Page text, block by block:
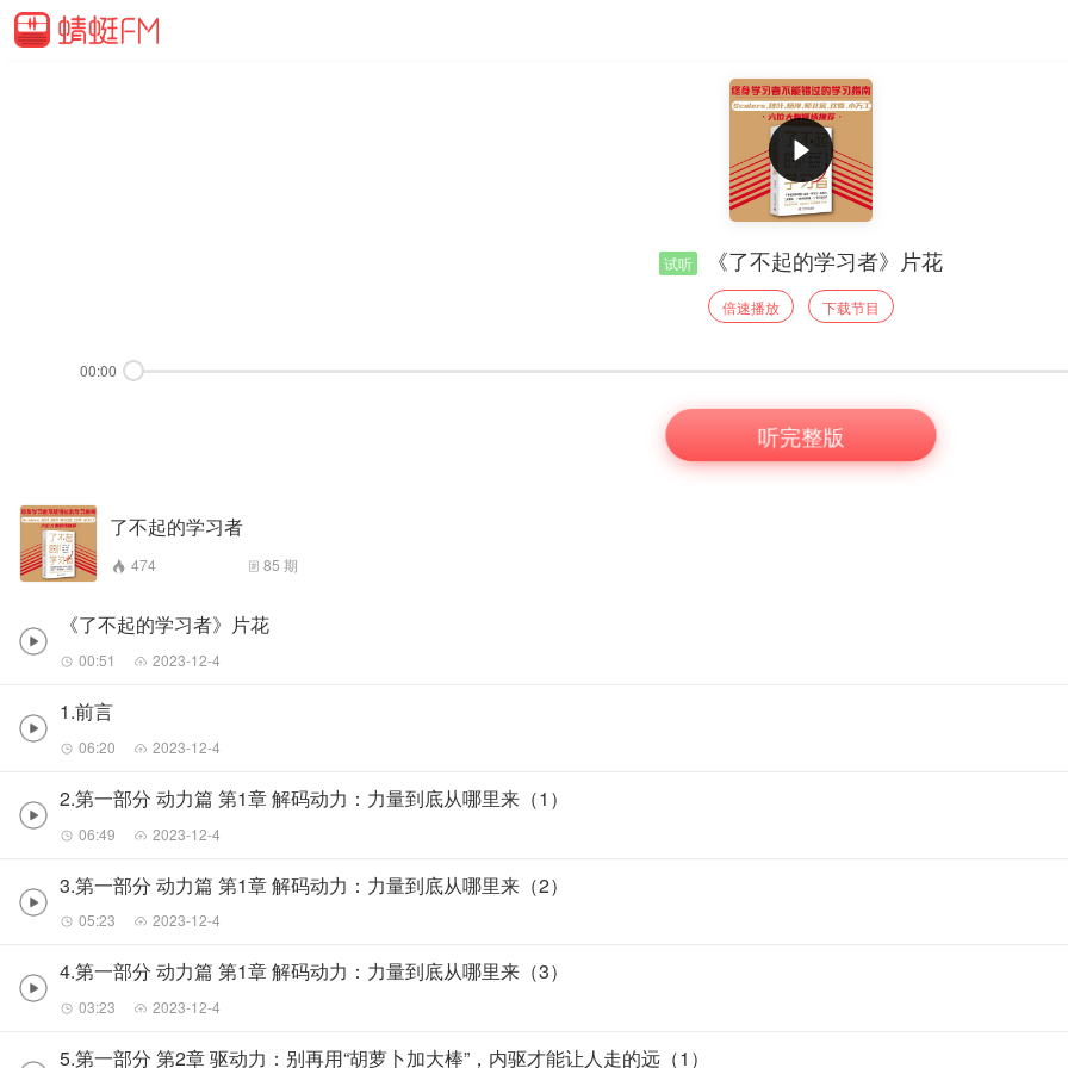
试听 《了不起的学习者》片花
倍速播放 下载节目
00:00
听完整版
了不起的学习者
474 85 期
《了不起的学习者》片花
00:51 2023-12-4
1.前言
06:20 2023-12-4
2.第一部分 动力篇 第1章 解码动力：力量到底从哪里来（1）
06:49 2023-12-4
3.第一部分 动力篇 第1章 解码动力：力量到底从哪里来（2）
05:23 2023-12-4
4.第一部分 动力篇 第1章 解码动力：力量到底从哪里来（3）
03:23 2023-12-4
5.第一部分 第2章 驱动力：别再用“胡萝卜加大棒”，内驱才能让人走的远（1）